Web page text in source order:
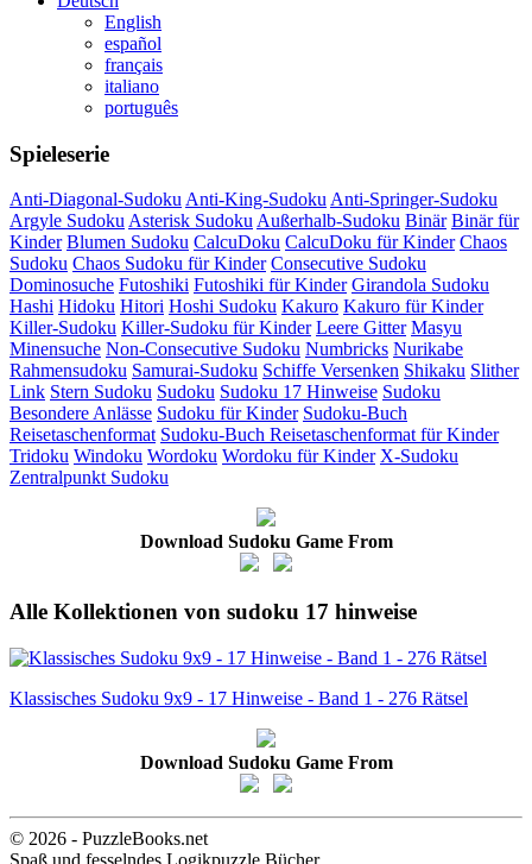
English
español
français
italiano
português
Spieleserie
Anti-Diagonal-SudokuAnti-King-SudokuAnti-Springer-Sudoku
Argyle SudokuAsterisk SudokuAußerhalb-Sudoku Binär Binär für
Kinder Blumen Sudoku CalcuDoku CalcuDoku für Kinder Chaos
Sudoku Chaos Sudoku für Kinder Consecutive Sudoku
Dominosuche Futoshiki Futoshiki für Kinder Girandola Sudoku
Hashi Hidoku Hitori Hoshi Sudoku Kakuro Kakuro für Kinder
Killer-Sudoku Killer-Sudoku für Kinder Leere Gitter Masyu
Minensuche Non-Consecutive Sudoku Numbricks Nurikabe
Rahmensudoku Samurai-Sudoku Schiffe Versenken Shikaku Slither
Link Stern Sudoku Sudoku Sudoku 17 Hinweise Sudoku
Besondere Anlässe Sudoku für Kinder Sudoku-Buch
Reisetaschenformat Sudoku-Buch Reisetaschenformat für Kinder
Tridoku Windoku Wordoku Wordoku für Kinder X-Sudoku
Zentralpunkt Sudoku
Download Sudoku Game From
Alle Kollektionen von sudoku 17 hinweise
Klassisches Sudoku 9x9 - 17 Hinweise - Band 1 - 276 Rätsel
Download Sudoku Game From
© 2026 - PuzzleBooks.net
Spaß und fesselndes Logikpuzzle Bücher